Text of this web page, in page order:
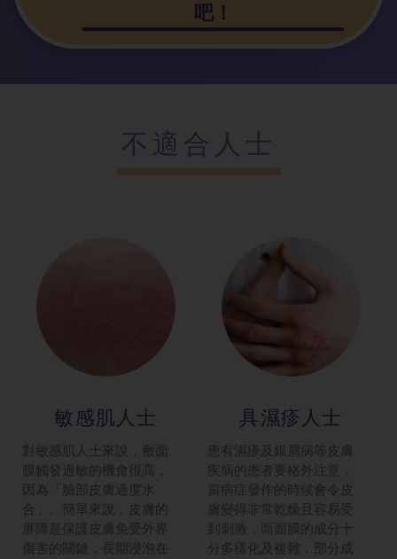
吧！
不適合人士
敏感肌人士
對敏感肌人士來說，敷面
膜觸發過敏的機會很高，
因為「臉部皮膚過度水
合」。簡單來說，皮膚的
屏障是保護皮膚免受外界
傷害的關鍵，長期浸泡在
具濕疹人士
患有濕疹及銀屑病等皮膚
疾病的患者要格外注意，
當病症發作的時候會令皮
膚變得非常乾燥且容易受
到刺激，而面膜的成分十
分多樣化及複雜，部分成